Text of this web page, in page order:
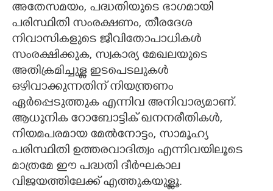
അതേസമയം, പദ്ധതിയുടെ ഭാഗമായി
പരിസ്ഥിതി സംരക്ഷണം, തീരദേശ
നിവാസികളുടെ ജീവിതോപാധികൾ
സംരക്ഷിക്കുക,​ സ്വകാര്യ മേഖലയുടെ
അതിക്രമിച്ചുള്ള ഇടപെടലുകൾ
ഒഴിവാക്കുന്നതിന് നിയന്ത്രണം
ഏർപ്പെടുത്തുക എന്നിവ അനിവാര്യമാണ്.
ആധുനിക റോബോട്ടിക് ഖനനരീതികൾ,
നിയമപരമായ മേൽനോട്ടം, സാമൂഹ്യ
പരിസ്ഥിതി ഉത്തരവാദിത്വം എന്നിവയിലൂടെ
മാത്രമേ ഈ പദ്ധതി ദീർഘകാല
വിജയത്തിലേക്ക് എത്തുകയുള്ളൂ.